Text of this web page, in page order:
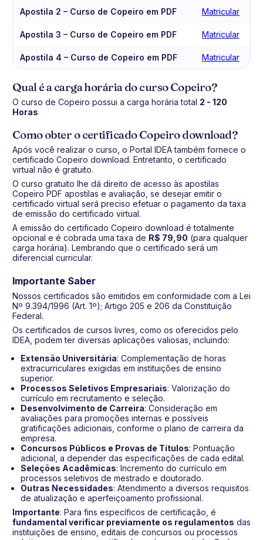
Apostila 2 – Curso de Copeiro em PDF Matricular
Apostila 3 – Curso de Copeiro em PDF Matricular
Apostila 4 – Curso de Copeiro em PDF Matricular
Qual é a carga horária do curso Copeiro?
O curso de Copeiro possui a carga horária total 2 - 120
Horas
Como obter o certificado Copeiro download?
Após você realizar o curso, o Portal IDEA também fornece o
certificado Copeiro download. Entretanto, o certificado
virtual não é gratuito.
O curso gratuito lhe dá direito de acesso às apostilas
Copeiro PDF apostilas e avaliação, se desejar emitir o
certificado virtual será preciso efetuar o pagamento da taxa
de emissão do certificado virtual.
A emissão do certificado Copeiro download é totalmente
opcional e é cobrada uma taxa de R$ 79,90 (para qualquer
carga horária). Lembrando que o certificado será um
diferencial curricular.
Importante Saber
Nossos certificados são emitidos em conformidade com a Lei
Nº 9.394/1996 (Art. 1º); Artigo 205 e 206 da Constituição
Federal.
Os certificados de cursos livres, como os oferecidos pelo
IDEA, podem ter diversas aplicações valiosas, incluindo:
Extensão Universitária: Complementação de horas
extracurriculares exigidas em instituições de ensino
superior.
Processos Seletivos Empresariais: Valorização do
currículo em recrutamento e seleção.
Desenvolvimento de Carreira: Consideração em
avaliações para promoções internas e possíveis
gratificações adicionais, conforme o plano de carreira da
empresa.
Concursos Públicos e Provas de Títulos: Pontuação
adicional, a depender das especificações de cada edital.
Seleções Acadêmicas: Incremento do currículo em
processos seletivos de mestrado e doutorado.
Outras Necessidades: Atendimento a diversos requisitos
de atualização e aperfeiçoamento profissional.
Importante: Para fins específicos de certificação, é
fundamental verificar previamente os regulamentos das
instituições de ensino, editais de concursos ou processos